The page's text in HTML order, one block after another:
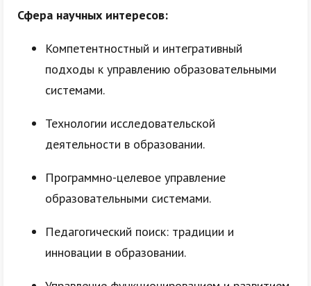
Сфера научных интересов:
Компетентностный и интегративный
подходы к управлению образовательными
системами.
Технологии исследовательской
деятельности в образовании.
Программно-целевое управление
образовательными системами.
Педагогический поиск: традиции и
инновации в образовании.